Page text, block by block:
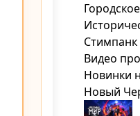
Стимпанк
Видео
Новинки
Новый